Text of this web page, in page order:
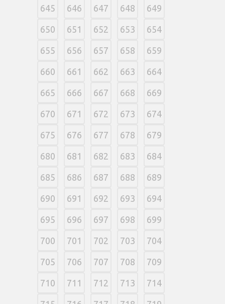
645 646 647 648 649
650 651 652 653 654
655 656 657 658 659
660 661 662 663 664
665 666 667 668 669
670 671 672 673 674
675 676 677 678 679
680 681 682 683 684
685 686 687 688 689
690 691 692 693 694
695 696 697 698 699
700 701 702 703 704
705 706 707 708 709
710 711 712 713 714